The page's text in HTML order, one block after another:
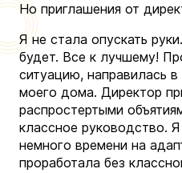
Но приглашения от
Я не стала опускать
будет. Все к лучшему!
ситуацию, направилась
моего дома. Директор
распростертыми
классное руководство.
немного времени на
проработала без